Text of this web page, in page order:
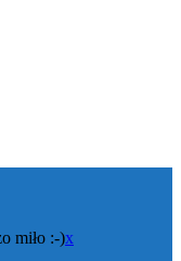
miło :-)x